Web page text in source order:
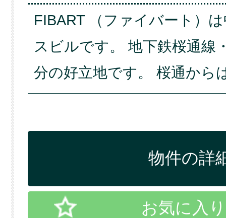
FIBART （ファイバート）
スビルです。 地下鉄桜通線
分の好立地です。 桜通か
物件の詳
お気に入